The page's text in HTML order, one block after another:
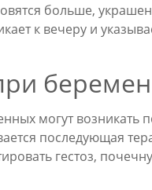
больше,
к вечеру и
могут
последующая
гестоз,